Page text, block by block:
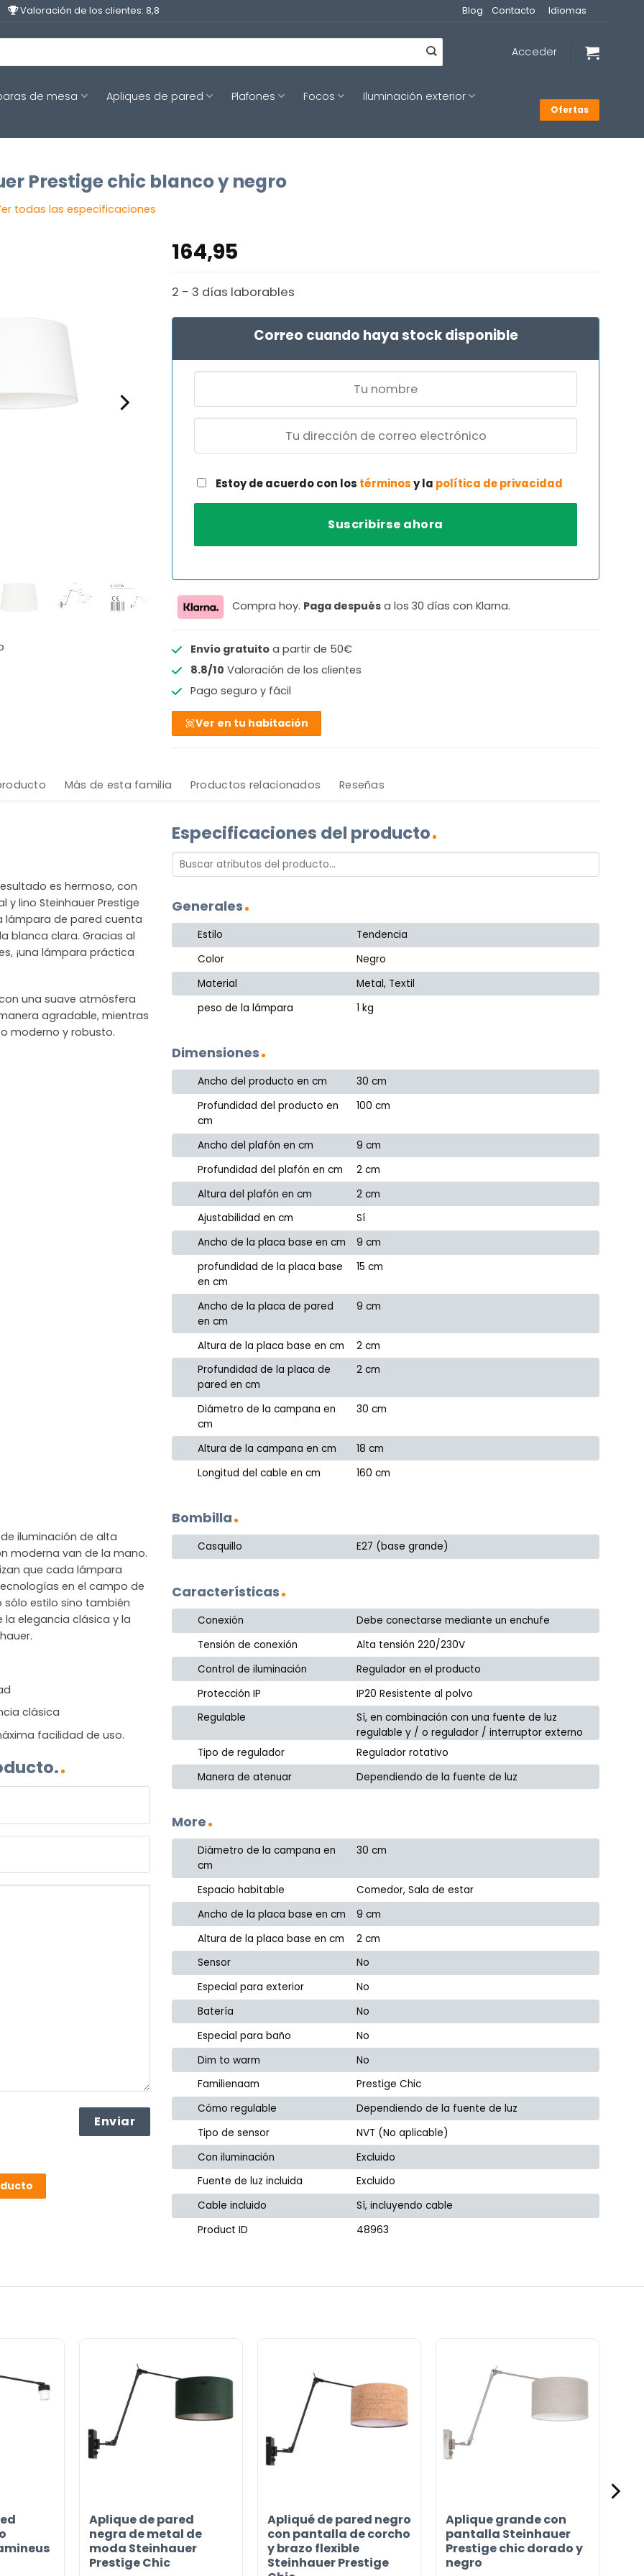
Valoración de los clientes: 8,8 Blog Contacto Idiomas
Acceder
de mesa Apliques de pared Plafones Focos
Iluminación exterior
Ofertas
Prestige chic blanco y negro
todas las especificaciones
164,95
2 - 3 días laborables
Correo cuando haya stock disponible
Estoy de acuerdo con los términosy la política de privacidad
Compra hoy. Paga después a los 30 días con Klarna.
Envío gratuitoa partir de 50€
8.8/10 Valoración de los clientes
Pago seguro y fácil
Ver en tu habitación
Más de esta familia Productos relacionados Reseñas
es hermoso, con
lino Steinhauer Prestige
lámpara de pared cuenta
blanca clara. Gracias al
¡una lámpara práctica
una suave atmósfera
agradable, mientras
moderno y robusto.
iluminación de alta
moderna van de la mano.
que cada lámpara
en el campo de
sólo estilo sino también
la elegancia clásica y la
clásica
facilidad de uso.
Especificaciones del producto
Generales
Estilo
Tendencia
Color
Negro
Material
Metal, Textil
peso de la lámpara
1 kg
Dimensiones
Ancho del producto en cm
30 cm
Profundidad del producto en
cm
100 cm
Ancho del plafón en cm
9 cm
Profundidad del plafón en cm
2 cm
Altura del plafón en cm
2 cm
Ajustabilidad en cm
Sí
Ancho de la placa base en cm
9 cm
profundidad de la placa base
en cm
15 cm
Ancho de la placa de pared
en cm
9 cm
Altura de la placa base en cm
2 cm
Profundidad de la placa de
pared en cm
2 cm
Diámetro de la campana en
cm
30 cm
Altura de la campana en cm
18 cm
Longitud del cable en cm
160 cm
Bombilla
Casquillo E27 (base grande)
Características
Conexión
Debe conectarse mediante un enchufe
Tensión de conexión
Alta tensión 220/230V
Control de iluminación
Regulador en el producto
Protección IP
IP20 Resistente al polvo
Regulable
Sí, en combinación con una fuente de luz
regulable y / o regulador / interruptor externo
Tipo de regulador
Regulador rotativo
Manera de atenuar
Dependiendo de la fuente de luz
More
Diámetro de la campana en
cm
30 cm
Espacio habitable
Comedor, Sala de estar
Ancho de la placa base en cm
9 cm
Altura de la placa base en cm
2 cm
Sensor
No
Especial para exterior
No
Batería
No
Especial para baño
No
Dim to warm
No
Familienaam
Prestige Chic
Cómo regulable
Dependiendo de la fuente de luz
Tipo de sensor
NVT (No aplicable)
Con iluminación
Excluido
Fuente de luz incluida
Excluido
Cable incluido
Sí, incluyendo cable
Product ID
48963
Aplique de pared
negra de metal de
moda Steinhauer
Prestige Chic
Apliqué de pared negro
con pantalla de corcho
y brazo flexible
Steinhauer Prestige
Aplique grande con
pantalla Steinhauer
Prestige chic dorado y
negro